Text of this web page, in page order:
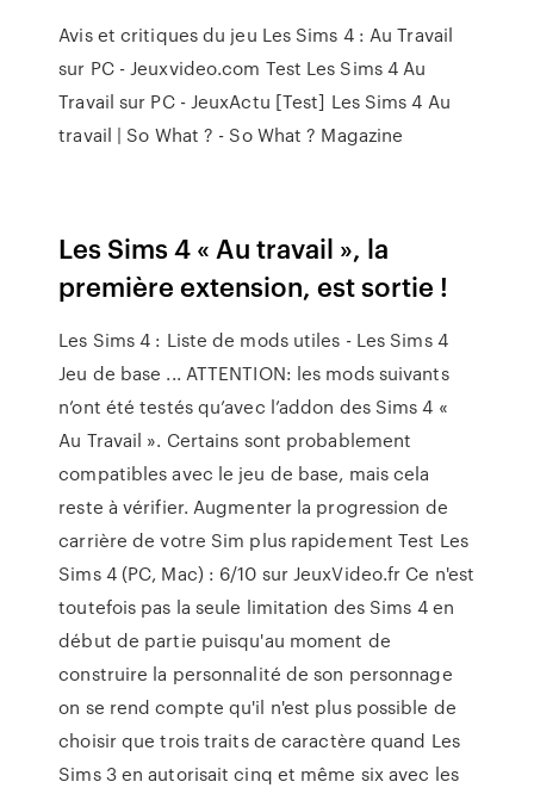
Avis et critiques du jeu Les Sims 4 : Au Travail
sur PC - Jeuxvideo.com Test Les Sims 4 Au
Travail sur PC - JeuxActu [Test] Les Sims 4 Au
travail | So What ? - So What ? Magazine
Les Sims 4 « Au travail », la
première extension, est sortie !
Les Sims 4 : Liste de mods utiles - Les Sims 4
Jeu de base ... ATTENTION: les mods suivants
n’ont été testés qu’avec l’addon des Sims 4 «
Au Travail ». Certains sont probablement
compatibles avec le jeu de base, mais cela
reste à vérifier. Augmenter la progression de
carrière de votre Sim plus rapidement Test Les
Sims 4 (PC, Mac) : 6/10 sur JeuxVideo.fr Ce n'est
toutefois pas la seule limitation des Sims 4 en
début de partie puisqu'au moment de
construire la personnalité de son personnage
on se rend compte qu'il n'est plus possible de
choisir que trois traits de caractère quand Les
Sims 3 en autorisait cinq et même six avec les